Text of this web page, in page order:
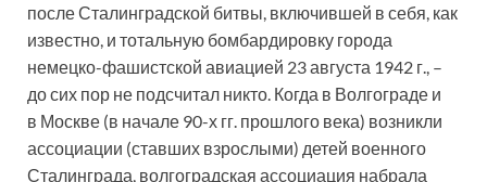
после Сталинградской битвы, включившей в себя, как
известно, и тотальную бомбардировку города
немецко-фашистской авиацией 23 августа 1942 г., –
до сих пор не подсчитал никто. Когда в Волгограде и
в Москве (в начале 90-х гг. прошлого века) возникли
ассоциации (ставших взрослыми) детей военного
Сталинграда, волгоградская ассоциация набрала